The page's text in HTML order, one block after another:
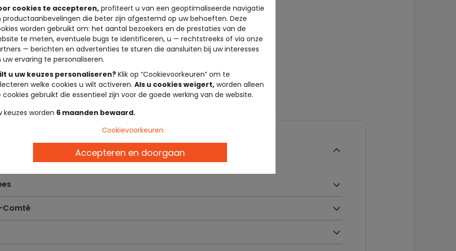
in Frankrijk
Comté
cookies te accepteren,profiteert u van een geoptimaliseerde navigatie
productaanbevelingen die beter zijn afgestemd op uw behoeften. Deze
worden gebruikt om: het aantal bezoekers en de prestaties van de
te meten, eventuele bugs te identificeren, u — rechtstreeks of via onze
— berichten en advertenties te sturen die aansluiten bij uw interesses
uw ervaring te personaliseren.
u uw keuzes personaliseren? Klik op “Cookievoorkeuren” om te
welke cookies u wilt activeren. Als u cookies weigert, worden alleen
cookies gebruikt die essentieel zijn voor de goede werking van de website.
keuzes worden 6 maanden bewaard.
Cookievoorkeuren
Accepteren en doorgaan